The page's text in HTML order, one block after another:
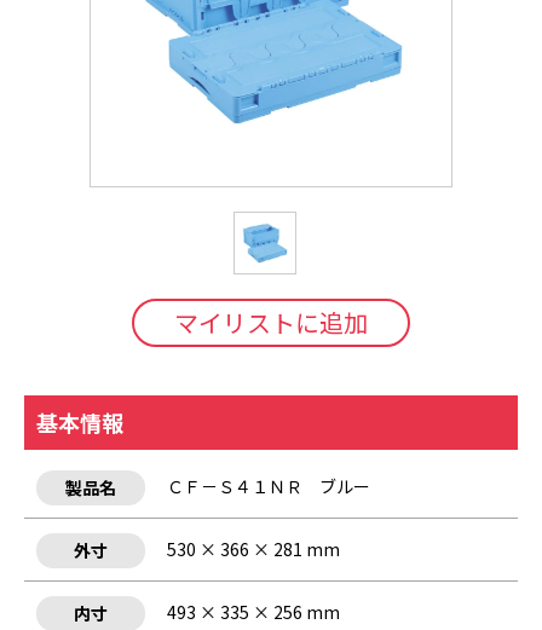
マイリストに追加
基本情報
製品名 ＣＦ－Ｓ４１ＮＲ ブルー
外寸 530 × 366 × 281 mm
内寸 493 × 335 × 256 mm